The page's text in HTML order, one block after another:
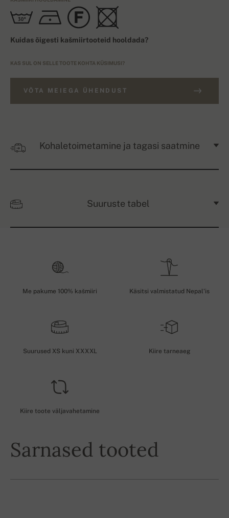
Kuidas õigesti kašmiirtooteid hooldada?
KAS SUL ON SELLE TOOTE KOHTA KÜSIMUSI?
VÕTA MEIEGA ÜHENDUST
Kohaletoimetamine ja tagasi saatmine
Suuruste tabel
Me pakume 100% kašmiiri Käsitsi valmistatud Nepal'is
Suurused XS kuni XXXXL Kiire tarneaeg
Kiire toote väljavahetamine
Sarnased tooted